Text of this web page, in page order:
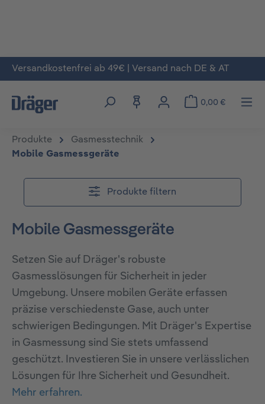
Zum Hauptinhalt springen
Versandkostenfrei ab 49€ | Versand nach DE & AT
0,00 €
Produkte
Gasmesstechnik
Mobile Gasmessgeräte
Produkte filtern
Mobile Gasmessgeräte
Setzen Sie auf Dräger's robuste
Gasmesslösungen für Sicherheit in jeder
Umgebung. Unsere mobilen Geräte erfassen
präzise verschiedenste Gase, auch unter
schwierigen Bedingungen. Mit Dräger's Expertise
in Gasmessung sind Sie stets umfassend
geschützt. Investieren Sie in unsere verlässlichen
Lösungen für Ihre Sicherheit und Gesundheit.
Mehr erfahren.